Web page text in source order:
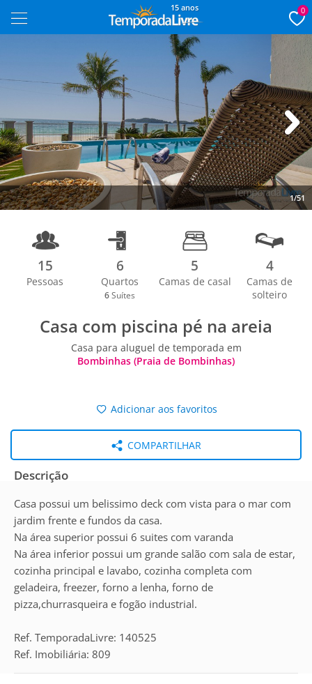
15 anos 0
1/51
Next
15
Pessoas
6
Quartos
6 Suítes
5
Camas de casal
4
Camas de
solteiro
Casa com piscina pé na areia
Casa para aluguel de temporada em
Bombinhas (Praia de Bombinhas)
Adicionar aos favoritos
COMPARTILHAR
Descrição
Casa possui um belissimo deck com vista para o mar com
jardim frente e fundos da casa.
Na área superior possui 6 suites com varanda
Na área inferior possui um grande salão com sala de estar,
cozinha principal e lavabo, cozinha completa com
geladeira, freezer, forno a lenha, forno de
pizza,churrasqueira e fogão industrial.
Ref. TemporadaLivre: 140525
Ref. Imobiliária: 809